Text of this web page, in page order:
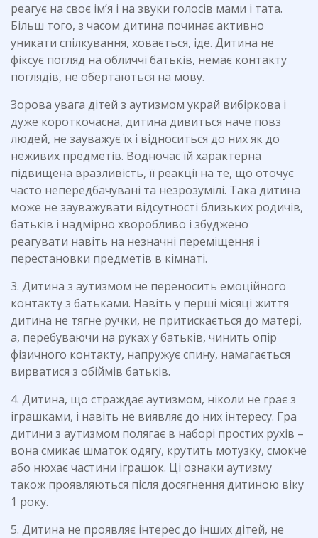
реагує на своє ім’я і на звуки голосів мами і тата.
Більш того, з часом дитина починає активно
уникати спілкування, ховається, іде. Дитина не
фіксує погляд на обличчі батьків, немає контакту
поглядів, не обертаються на мову.
Зорова увага дітей з аутизмом украй вибіркова і
дуже короткочасна, дитина дивиться наче повз
людей, не зауважує їх і відноситься до них як до
неживих предметів. Водночас їй характерна
підвищена вразливість, її реакції на те, що оточує
часто непередбачувані та незрозумілі. Така дитина
може не зауважувати відсутності близьких родичів,
батьків і надмірно хворобливо і збуджено
реагувати навіть на незначні переміщення і
перестановки предметів в кімнаті.
3. Дитина з аутизмом не переносить емоційного
контакту з батьками. Навіть у перші місяці життя
дитина не тягне ручки, не притискається до матері,
а, перебуваючи на руках у батьків, чинить опір
фізичного контакту, напружує спину, намагається
вирватися з обіймів батьків.
4. Дитина, що страждає аутизмом, ніколи не грає з
іграшками, і навіть не виявляє до них інтересу. Гра
дитини з аутизмом полягає в наборі простих рухів –
вона смикає шматок одягу, крутить мотузку, смокче
або нюхає частини іграшок. Ці ознаки аутизму
також проявляються після досягнення дитиною віку
1 року.
5. Дитина не проявляє інтерес до інших дітей, не